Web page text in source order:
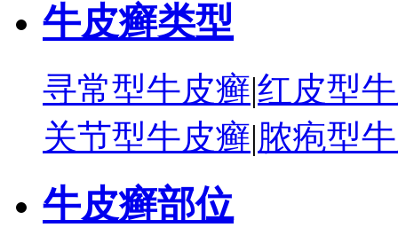
牛皮癣类型
寻常型牛皮癣|红皮型
关节型牛皮癣|脓疱型
牛皮癣部位